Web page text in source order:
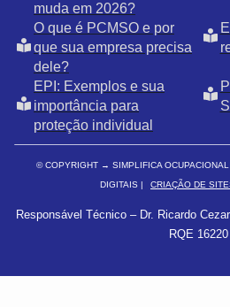
muda em 2026?
O que é PCMSO e por
que sua empresa precisa
dele?
EPI: Exemplos e sua
importância para
proteção individual
© COPYRIGHT → SIMPLIFICA
DIGITAIS |
CRIAÇÃO DE
Responsável Técnico – Dr. Ricardo
RQE 16220